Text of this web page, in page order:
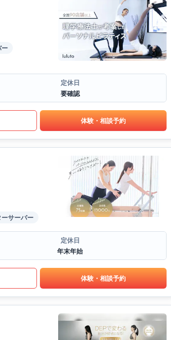
ー
定休日
要確認
体験・相談予約
ーサーバー
定休日
年末年始
体験・相談予約